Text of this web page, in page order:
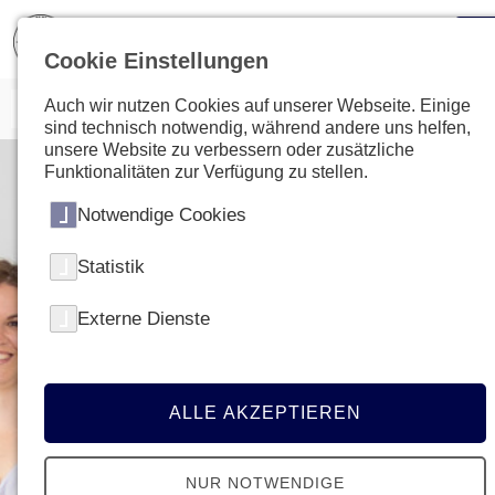
Cookie Einstellungen
Auch wir nutzen Cookies auf unserer Webseite. Einige
sind technisch notwendig, während andere uns helfen,
unsere Website zu verbessern oder zusätzliche
Funktionalitäten zur Verfügung zu stellen.
Notwendige Cookies
Statistik
Externe Dienste
ALLE AKZEPTIEREN
NUR NOTWENDIGE